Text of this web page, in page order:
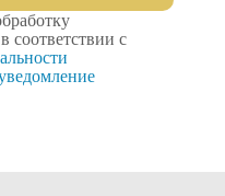
соответствии с